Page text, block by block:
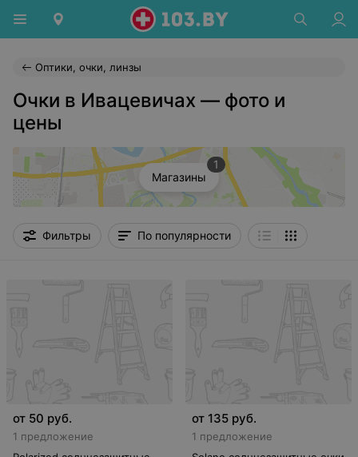
Оптики, очки, линзы
Очки в Ивацевичах — фото и
цены
Магазины
1
Фильтры По популярности
от 50 руб.
1 предложение
от 135 руб.
1 предложение